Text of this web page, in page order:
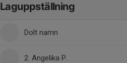
Laguppställning
Dolt namn
2. Angelika P.